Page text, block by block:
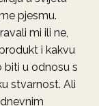
pjesmu.
mi ili ne,
i kakvu
biti u odnosu s
stvarnost. Ali